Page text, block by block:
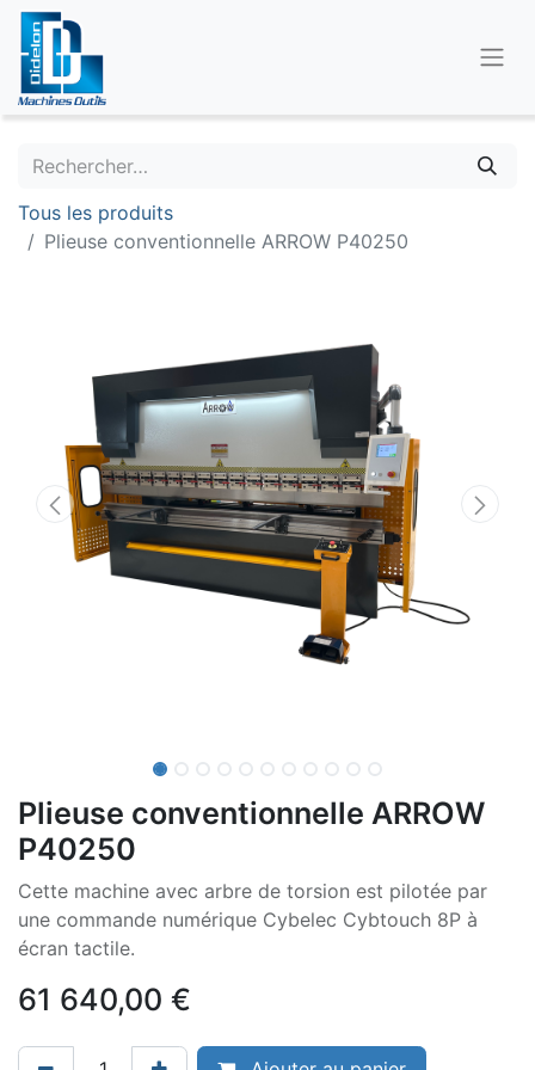
Tous les produits
Plieuse conventionnelle ARROW P40250
Plieuse conventionnelle ARROW
P40250
Cette machine avec arbre de torsion est pilotée par
une commande numérique Cybelec Cybtouch 8P à
écran tactile.
61 640,00 €